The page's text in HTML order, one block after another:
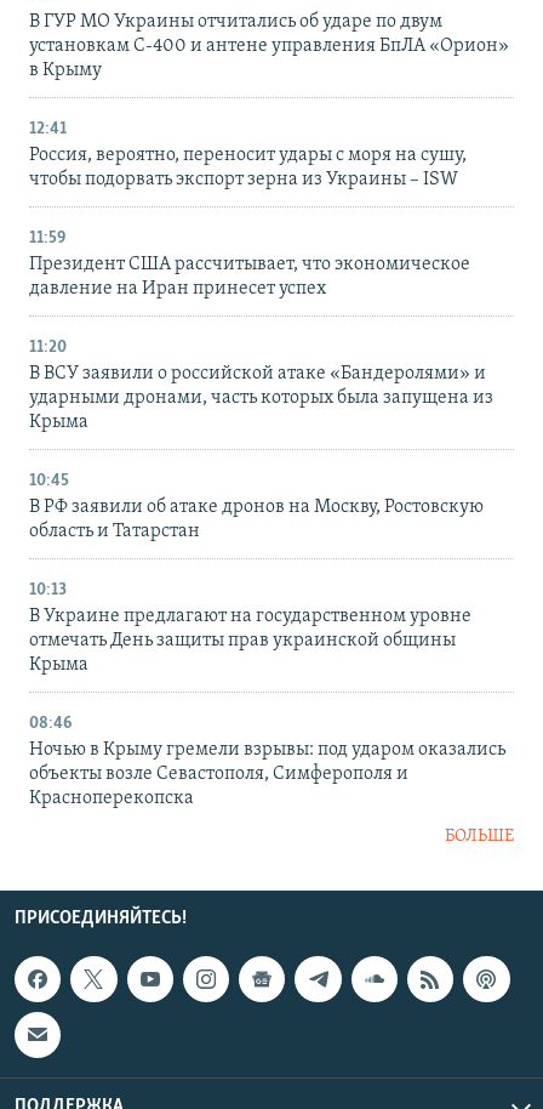
В ГУР МО Украины отчитались об ударе по двум
установкам С-400 и антене управления БпЛА «Орион»
в Крыму
12:41
Россия, вероятно, переносит удары с моря на сушу,
чтобы подорвать экспорт зерна из Украины – ISW
11:59
Президент США рассчитывает, что экономическое
давление на Иран принесет успех
11:20
В ВСУ заявили о российской атаке «Бандеролями» и
ударными дронами, часть которых была запущена из
Крыма
10:45
В РФ заявили об атаке дронов на Москву, Ростовскую
область и Татарстан
10:13
В Украине предлагают на государственном уровне
отмечать День защиты прав украинской общины
Крыма
08:46
Ночью в Крыму гремели взрывы: под ударом оказались
объекты возле Севастополя, Симферополя и
Красноперекопска
БОЛЬШЕ
ПРИСОЕДИНЯЙТЕСЬ!